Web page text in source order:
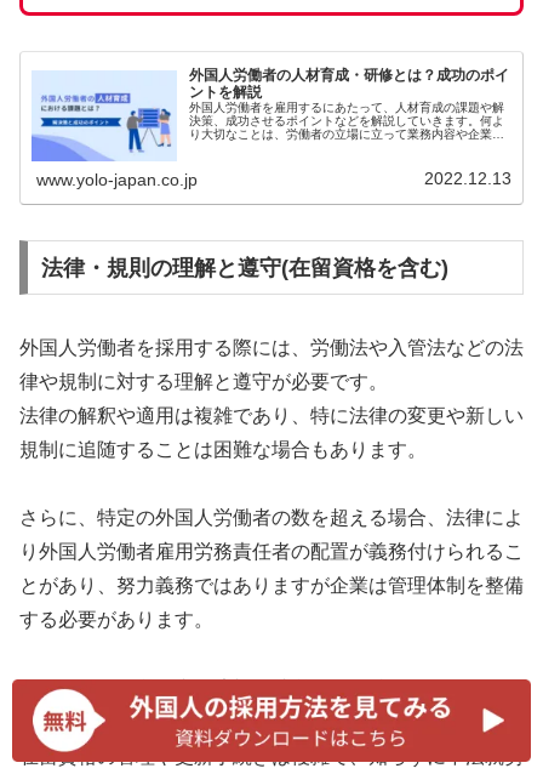
外国人労働者の人材育成・研修とは？成功のポイ
ントを解説
外国人労働者を雇用するにあたって、人材育成の課題や解
決策、成功させるポイントなどを解説していきます。何よ
り大切なことは、労働者の立場に立って業務内容や企業に
www.yolo-japan.co.jp 2022.12.13
法律・規則の理解と遵守(在留資格を含む)
外国人労働者を採用する際には、労働法や入管法などの法
律や規制に対する理解と遵守が必要です。
法律の解釈や適用は複雑であり、特に法律の変更や新しい
規制に追随することは困難な場合もあります。
さらに、特定の外国人労働者の数を超える場合、法律によ
り外国人労働者雇用労務責任者の配置が義務付けられるこ
とがあり、努力義務ではありますが企業は管理体制を整備
する必要があります。
また、外国人労働者が適切な就労資格を持っているかどう
かを確認することも重要です。
在留資格の管理や更新手続きは複雑で、知らずに不法就労